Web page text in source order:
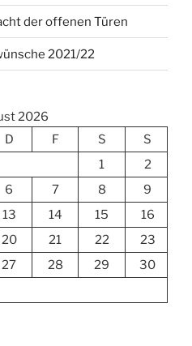
der offenen Türen
2021/22
2026
D F S
S
1
2
6 7 8
9
13 14 15
16
20 21 22
23
27 28 29
30